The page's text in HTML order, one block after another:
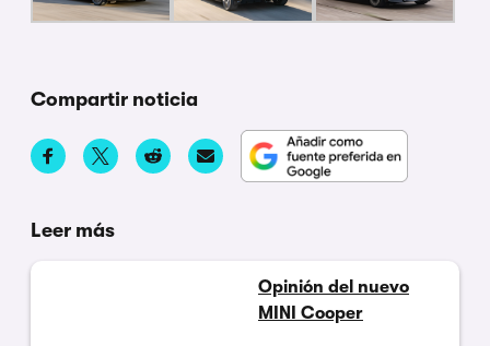
Compartir noticia
Leer más
Opinión del nuevo
MINI Cooper